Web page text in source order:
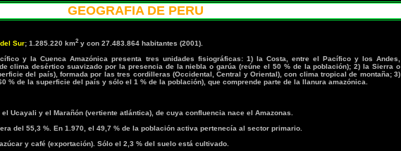
GEOGRAFIA DE PERU
Sur; 1.285.220 km2 y con 27.483.864 habitantes (2001).
y la Cuenca Amazónica presenta tres unidades fisiográficas: 1) la Costa, entre el Pacífico y los Andes,
clima desértico suavizado por la presencia de la niebla o garúa (reúne el 50 % de la población); 2) la Sierra o
del país), formada por las tres cordilleras (Occidental, Central y Oriental), con clima tropical de montaña; 3)
% de la superficie del país y sólo el 1 % de la población), que comprende parte de la llanura amazónica.
Ucayali y el Marañón (vertiente atlántica), de cuya confluencia nace el Amazonas.
del 55,3 %. En 1.970, el 49,7 % de la población activa pertenecía al sector primario.
y café (exportación). Sólo el 2,3 % del suelo está cultivado.